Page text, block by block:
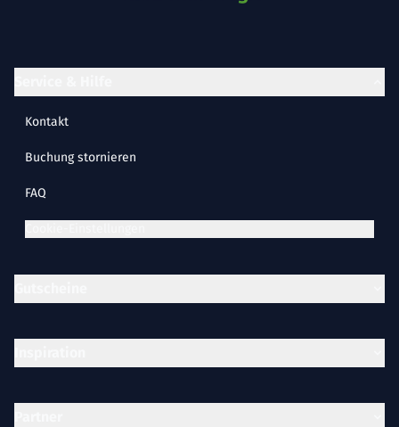
Kontakt
Buchung stornieren
FAQ